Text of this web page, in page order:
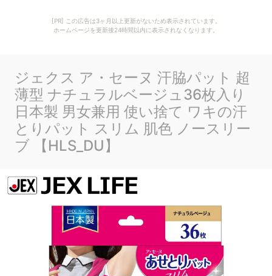
[PR] この広告は3ヶ月以上更新がないため表示されています。
ホームページを更新後24時間以内に表示されなくなります。
ジェクス ア・セーヌ 汗脇パット 超
薄型 ナチュラルベージュ36枚入り
日本製 男女兼用 使い捨て ワキの汗
とりパット スリム 肌色 ノースリー
ブ 【HLS_DU】